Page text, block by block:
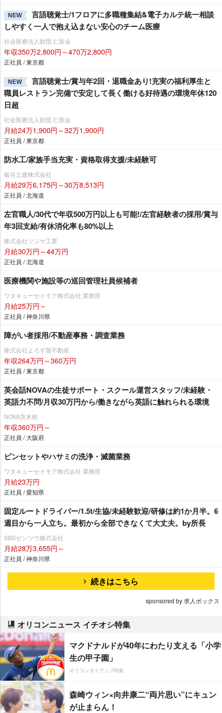
NEW
言語聴覚士/1フロアに多職種集結&電子カルテ統一相談
しやすく一人で抱え込まない安心のチーム医療
社会医療法人財団 仁医会
年収350万2,800円～470万2,800円
正社員 / 東京都
NEW
言語聴覚士/賞与年2回・退職金あり!充実の福利厚生と
職員レストラン完備で安定して長く働ける好待遇の環境年休120
日超
社会医療法人財団 仁医会
月給24万1,900円～32万1,900円
正社員 / 東京都
防水工/家族手当充実・資格取得支援/未経験可
板谷土建株式会社
月給29万6,175円～30万8,513円
正社員 / 北海道
左官職人/30代で年収500万円以上も可能!/左官経験者の採用/賞与
年3回支給/有休消化率も80%以上
株式会社ツジヤ工業
月給30万円～44万円
正社員 / 北海道
医療機関や施設等の巡回管理社員候補者
ワタキューセイモア株式会社 業務部
月給25万円～
正社員 / 神奈川県
障がい者採用/不動産事務・調査業務
株式会社よろず屋不動産
年収264万円～360万円
正社員 / 東京都
英会話NOVAの生徒サポート・スクール運営スタッフ/未経験・
英語力不問/月収30万円から/働きながら英語に触れられる環境
NOVA茨木校
年収360万円～
正社員 / 大阪府
ピンセットやハサミの洗浄・滅菌業務
ワタキューセイモア株式会社 業務部
月給23万円
正社員 / 愛知県
固定ルートドライバー/1.5t/生協/未経験歓迎/研修は約1か月半。6
週目から一人立ち。最初から全部できなくて大丈夫。by所長
SBSゼンツウ株式会社
月給28万3,655円～
正社員 / 神奈川県
続きはこちら
sponsored by 求人ボックス
オリコンニュース イチオシ特集
マクドナルドが40年にわたり支える「小学
生の甲子園」
オリコンタイアップ特集
森崎ウィン×向井康二“両片思い”にキュン
が止まらん！